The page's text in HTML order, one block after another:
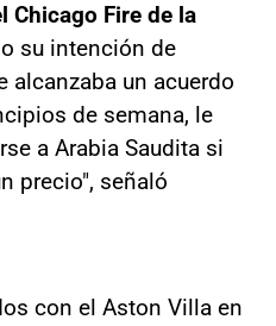
Chicago Fire de la
su intención de
alcanzaba un acuerdo
de semana, le
a Arabia Saudita si
precio", señaló
con el Aston Villa en